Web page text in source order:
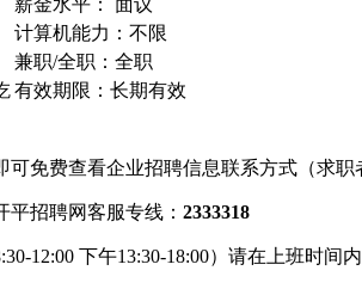
计算机能力：不限
兼职/全职：全职
有效期限：长期有效
可免费查看企业招聘信息联系方式（求
招聘网客服专线： 2333318
12:00 下午13:30-18:00）请在上班时间